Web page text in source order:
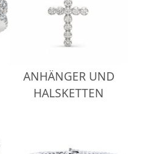
ANHÄNGER UND
HALSKETTEN